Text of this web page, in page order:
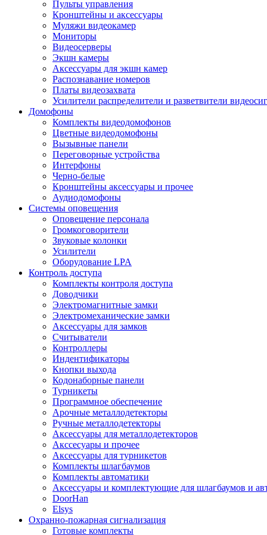
Пульты управления
Кронштейны и аксессуары
Муляжи видеокамер
Мониторы
Видеосерверы
Экшн камеры
Аксессуары для экшн камер
Распознавание номеров
Платы видеозахвата
Усилители распределители и разветвители
Домофоны
Комплекты видеодомофонов
Цветные видеодомофоны
Вызывные панели
Переговорные устройства
Интерфоны
Черно-белые
Кронштейны аксессуары и прочее
Аудиодомофоны
Системы оповещения
Оповещение персонала
Громкоговорители
Звуковые колонки
Усилители
Оборудование LPA
Контроль доступа
Комплекты контроля доступа
Доводчики
Электромагнитные замки
Электромеханические замки
Аксессуары для замков
Считыватели
Контроллеры
Индентификаторы
Кнопки выхода
Кодонаборные панели
Турникеты
Программное обеспечение
Арочные металлодетекторы
Ручные металлодетекторы
Аксессуары для металлодетекторов
Акссесуары и прочее
Аксессуары для турникетов
Комплекты шлагбаумов
Комплекты автоматики
Аксессуары и комплектующие для шлагбаумов и
DoorHan
Elsys
Охранно-пожарная сигнализация
Готовые комплекты